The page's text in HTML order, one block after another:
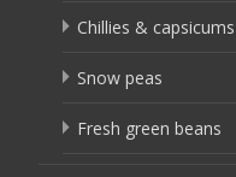
Chillies & capsicums
Snow peas
Fresh green beans